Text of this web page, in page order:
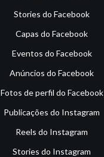
Stories do Facebook
Capas do Facebook
Eventos do Facebook
Anúncios do Facebook
Fotos de perfil do Facebook
Publicações do Instagram
Reels do Instagram
Stories do Instagram